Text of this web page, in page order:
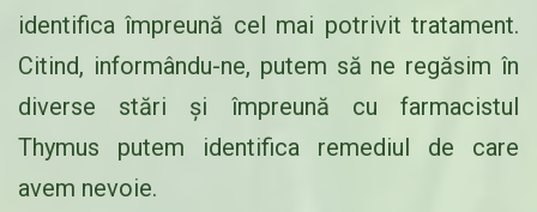
identifica împreună cel mai potrivit tratament.
Citind, informându-ne, putem să ne regăsim în
diverse stări și împreună cu farmacistul
Thymus putem identifica remediul de care
avem nevoie.